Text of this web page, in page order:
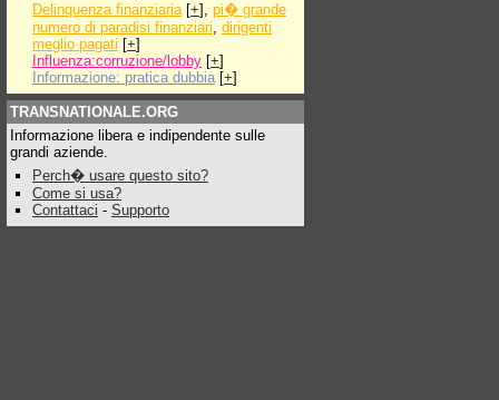
Delinquenza finanziaria[+], pi� grande
numero di paradisi finanziari, dirigenti
meglio pagati [+]
Influenza:corruzione/lobby [+]
Informazione: pratica dubbia [+]
TRANSNATIONALE.ORG
Informazione libera e indipendente sulle
grandi aziende.
Perch� usare questo sito?
Come si usa?
Contattaci - Supporto